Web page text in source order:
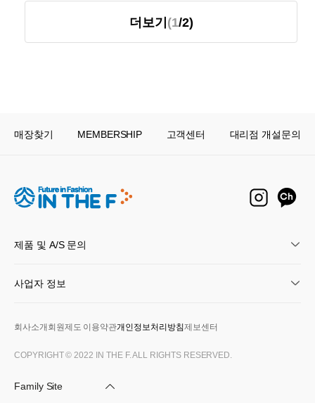
더보기 (1/2)
매장찾기 MEMBERSHIP 고객센터 대리점 개설문의
제품 및 A/S 문의
사업자 정보
회사소개회원제도 이용약관개인정보처리방침제보센터
COPYRIGHT © 2022 IN THE F. ALL RIGHTS RESERVED.